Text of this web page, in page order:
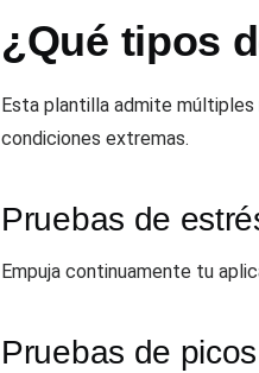
¿Qué tipos
Esta plantilla admite
condiciones extremas.
Pruebas de
Empuja continuamente tu
Pruebas de picos